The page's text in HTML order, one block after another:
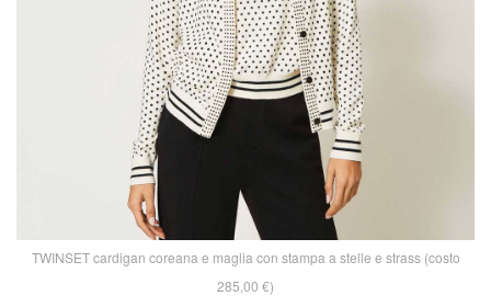
TWINSET cardigan coreana e maglia con stampa a stelle e strass (costo
285,00 €)